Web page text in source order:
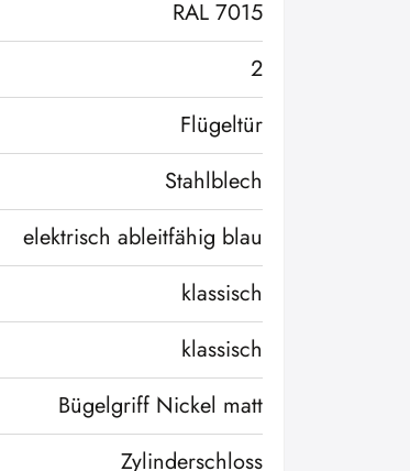
RAL 7015
2
Flügeltür
Stahlblech
elektrisch ableitfähig blau
klassisch
klassisch
Bügelgriff Nickel matt
Zylinderschloss